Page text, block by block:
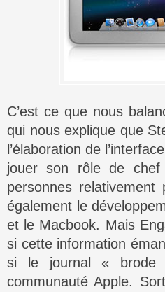
C’est ce que nous
qui nous explique que
l’élaboration de
jouer son rôle de
personnes
également le
et le Macbook. Mais
si cette information
si le journal « brode
communauté Apple.